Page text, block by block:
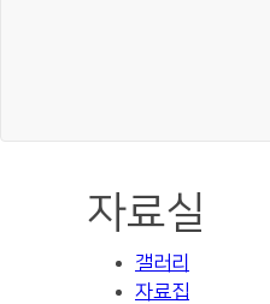
자료실
갤러리
자료집